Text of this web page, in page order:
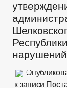
к записи